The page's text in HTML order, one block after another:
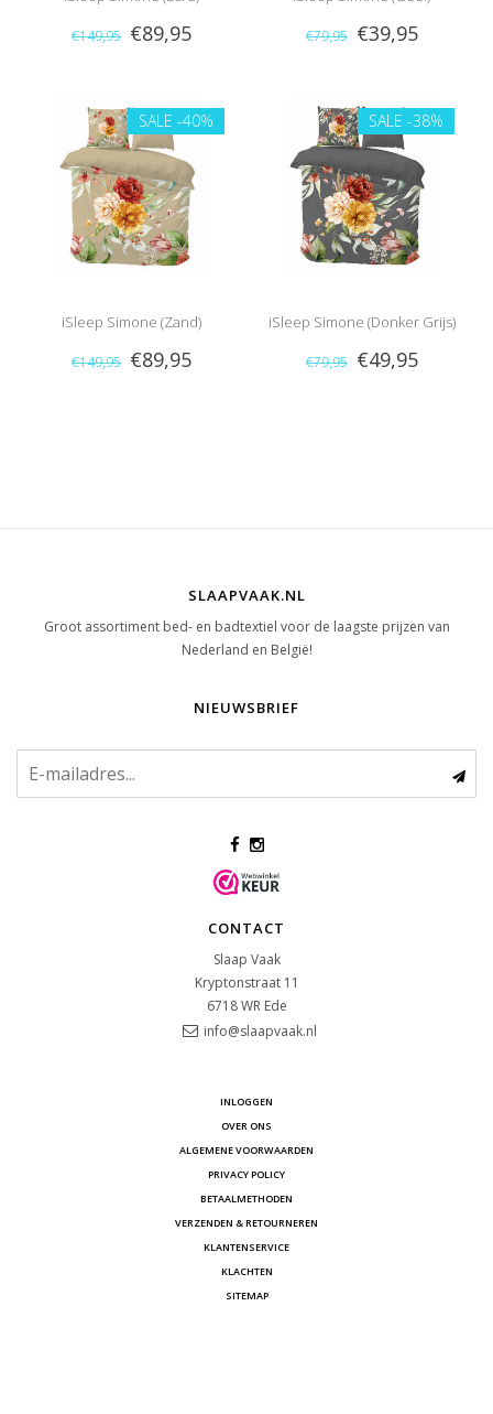
€149,95 €89,95 €79,95 €39,95
SALE -40%
iSleep Simone (Zand)
€149,95 €89,95
SALE -38%
iSleep Simone (Donker Grijs)
€79,95 €49,95
SLAAPVAAK.NL
Groot assortiment bed- en badtextiel voor de laagste prijzen van
Nederland en België!
NIEUWSBRIEF
CONTACT
Slaap Vaak
Kryptonstraat 11
6718 WR Ede
info@slaapvaak.nl
INLOGGEN
OVER ONS
ALGEMENE VOORWAARDEN
PRIVACY POLICY
BETAALMETHODEN
VERZENDEN & RETOURNEREN
KLANTENSERVICE
KLACHTEN
SITEMAP